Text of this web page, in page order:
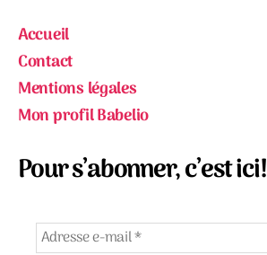
Accueil
Contact
Mentions légales
Mon profil Babelio
Pour s’abonner, c’est ici!